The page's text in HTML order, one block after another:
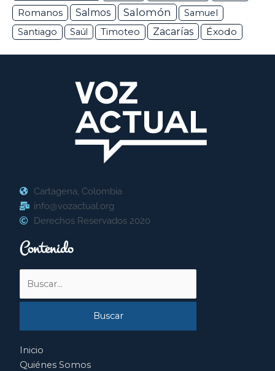
Romanos Salmos Salomón
Samuel
Santiago
Saúl Timoteo Zacarías Éxodo
Cartagena, Colombia
info@vozactual.org
Derechos Reservados 2020
Contenido
por:
Inicio
Quiénes Somos